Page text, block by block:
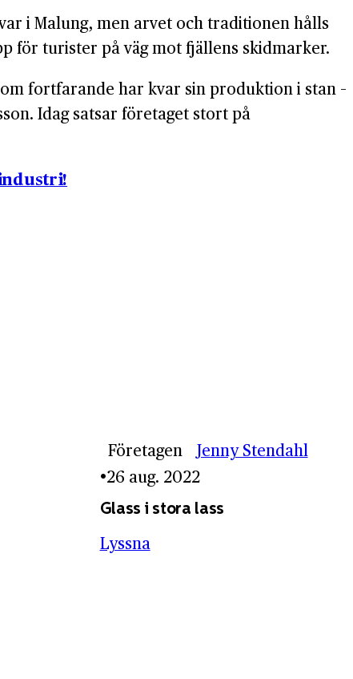
i Malung, men arvet och traditionen hålls
för turister på väg mot fjällens skidmarker.
fortfarande har kvar sin produktion i stan –
Idag satsar företaget stort på
Företagen
Jenny Stendahl
26 aug. 2022
Glass i stora lass
Lyssna